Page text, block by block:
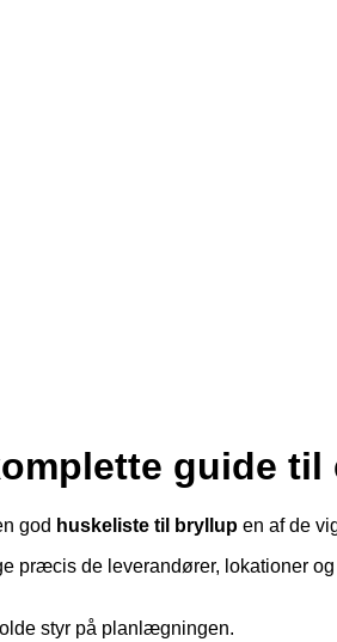
guide
god huskeliste til bryllup en af de
præcis de leverandører, lokationer
styr på planlægningen.